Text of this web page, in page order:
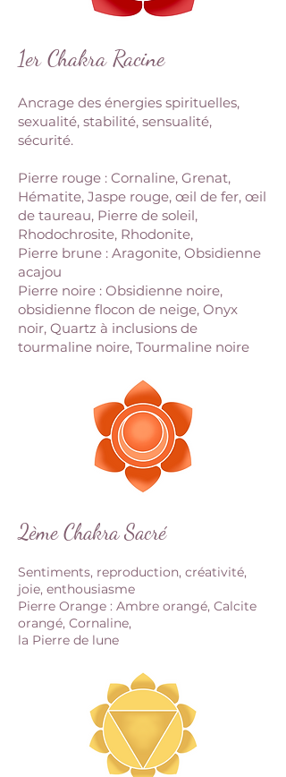
1er Chakra Racine
Ancrage des énergies spirituelles,
sexualité, stabilité, sensualité,
sécurité.
Pierre rouge : Cornaline, Grenat,
Hématite, Jaspe rouge, œil de fer, œil
de taureau, Pierre de soleil,
Rhodochrosite, Rhodonite,
Pierre brune : Aragonite, Obsidienne
acajou
Pierre noire : Obsidienne noire,
obsidienne flocon de neige, Onyx
noir, Quartz à inclusions de
tourmaline noire, Tourmaline noire
2ème Chakra Sacré
Sentiments, reproduction, créativité,
joie, enthousiasme
Pierre Orange : Ambre orangé, Calcite
orangé, Cornaline,
la Pierre de lune